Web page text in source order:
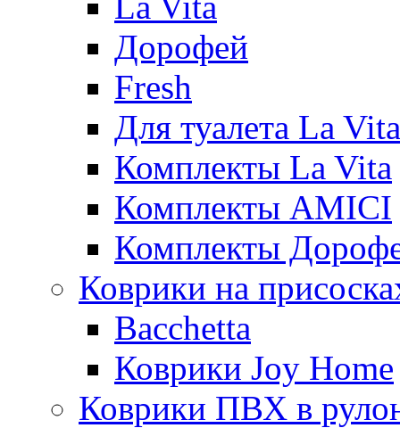
Дорофей
Fresh
Для туалета La Vita
Комплекты La Vita
Комплекты AMICI
Комплекты
Коврики на
Bacchetta
Коврики Joy Home
Коврики ПВХ в